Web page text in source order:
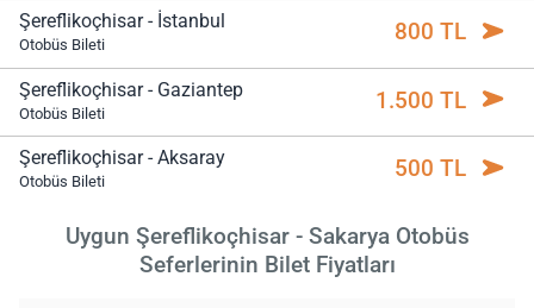
Şereflikoçhisar - İstanbul
Otobüs Bileti 800 TL
Şereflikoçhisar - Gaziantep
Otobüs Bileti 1.500 TL
Şereflikoçhisar - Aksaray
Otobüs Bileti 500 TL
Uygun Şereflikoçhisar - Sakarya Otobüs
Seferlerinin Bilet Fiyatları